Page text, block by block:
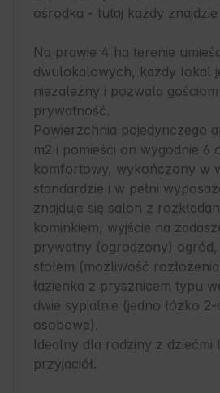
ośrodka - tutaj każdy
Na prawie 4 ha terenie
dwulokalowych, każdy lokal
niezależny i pozwala gościom
prywatność.
Powierzchnia pojedynczego
m2 i pomieści on wygodnie 6
komfortowy, wykończony w
standardzie i w pełni
znajduje się salon z
kominkiem, wyjście na
prywatny (ogrodzony)
stołem (możliwość
łazienka z prysznicem typu
dwie sypialnie (jedno łóżko
osobowe).
Idealny dla rodziny z dziećmi
przyjaciół.